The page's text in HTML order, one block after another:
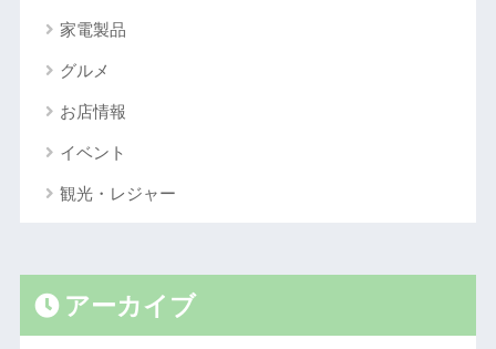
家電製品
グルメ
お店情報
イベント
観光・レジャー
アーカイブ